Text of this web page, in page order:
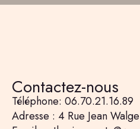
Contactez-nous
Téléphone: 06.70.21.16.89
Adresse : 4 Rue Jean